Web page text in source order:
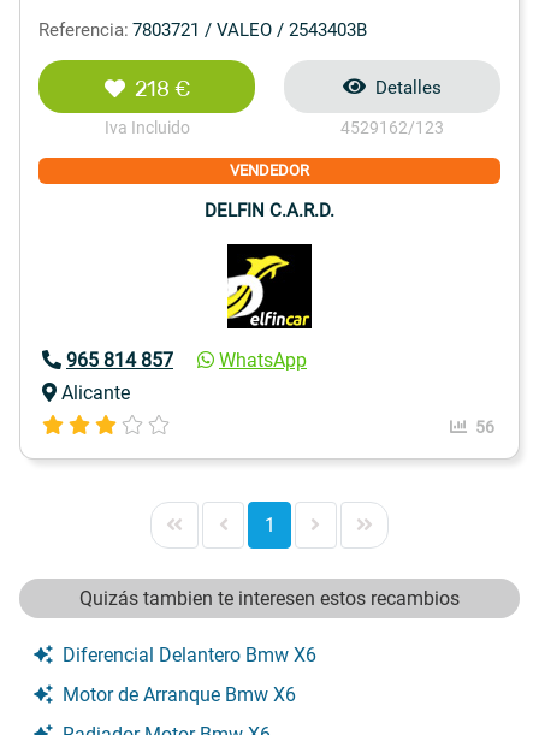
Referencia: 7803721 / VALEO / 2543403B
218 €
Iva Incluido
Detalles
4529162/123
VENDEDOR
DELFIN C.A.R.D.
965 814 857
WhatsApp
Alicante
56
1
Quizás tambien te interesen estos recambios
Diferencial Delantero Bmw X6
Motor de Arranque Bmw X6